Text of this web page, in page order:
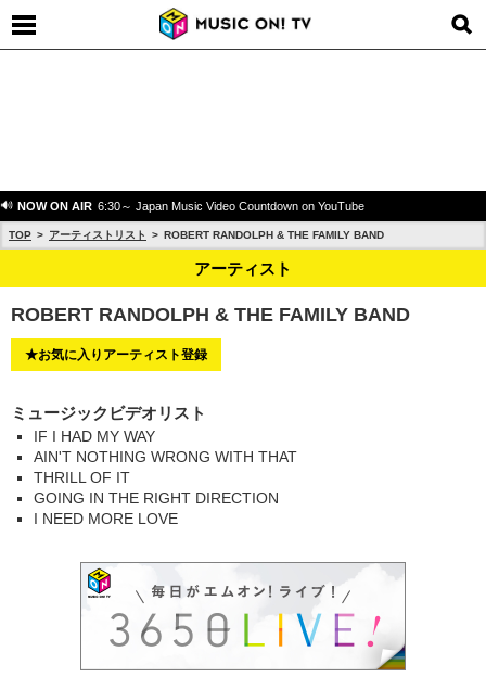
NOW ON AIR 6:30～ Japan Music Video Countdown on YouTube
TOP アーティストリスト ROBERT RANDOLPH & THE FAMILY BAND
アーティスト
ROBERT RANDOLPH & THE FAMILY BAND
★お気に入りアーティスト登録
ミュージックビデオリスト
IF I HAD MY WAY
AIN'T NOTHING WRONG WITH THAT
THRILL OF IT
GOING IN THE RIGHT DIRECTION
I NEED MORE LOVE